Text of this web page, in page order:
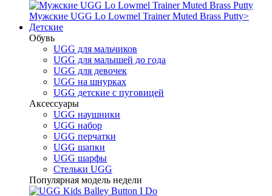
Мужские UGG Lo Lowmel Trainer Muted Brass Putty>
Детские
Обувь
UGG для мальчиков
UGG для малышей до года
UGG для девочек
UGG на шнурках
UGG детские с пуговицей
Аксессуары
UGG наушники
UGG набор
UGG перчатки
UGG шапки
UGG шарфы
Стельки UGG
Популярная модель недели